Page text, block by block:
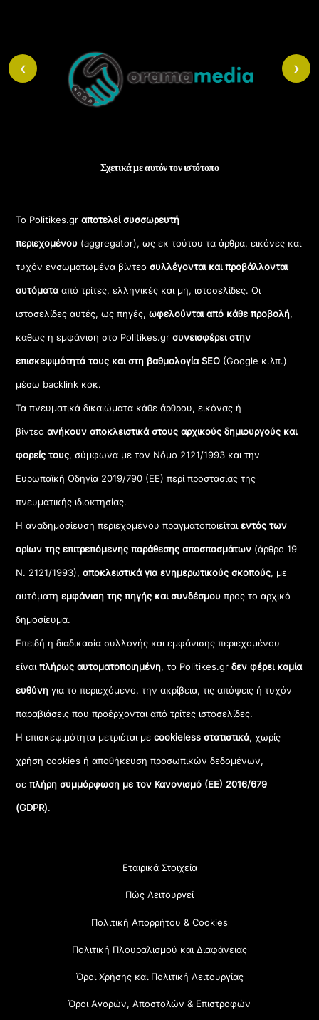
Top
Σχετικά με αυτόν τον ιστότοπο
Το Politikes.grαποτελεί συσσωρευτή
περιεχομένου (aggregator), ως εκ τούτου τα άρθρα, εικόνες και
τυχόν ενσωματωμένα βίντεοσυλλέγονται και προβάλλονται
αυτόματααπό τρίτες, ελληνικές και μη, ιστοσελίδες. Οι
ιστοσελίδες αυτές, ως πηγές,ωφελούνται από κάθε προβολή,
καθώς η εμφάνιση στο Politikes.gr συνεισφέρει στην
επισκεψιμότητά τους και στη βαθμολογία SEO (Google κ.λπ.)
μέσω backlink κοκ.
Τα πνευματικά δικαιώματα κάθε άρθρου, εικόνας ή
βίντεοανήκουν αποκλειστικά στους αρχικούς δημιουργούς και
φορείς τους, σύμφωνα με τον Νόμο 2121/1993 και την
Ευρωπαϊκή Οδηγία 2019/790 (ΕΕ) περί προστασίας της
πνευματικής ιδιοκτησίας.
Η αναδημοσίευση περιεχομένου πραγματοποιείταιεντός των
ορίων της επιτρεπόμενης παράθεσης αποσπασμάτων (άρθρο 19
Ν. 2121/1993), αποκλειστικά για ενημερωτικούς σκοπούς, με
αυτόματηεμφάνιση της πηγής και συνδέσμου προς το αρχικό
δημοσίευμα.
Επειδή η διαδικασία συλλογής και εμφάνισης περιεχομένου
είναιπλήρως αυτοματοποιημένη, το Politikes.grδεν φέρει καμία
ευθύνη για το περιεχόμενο, την ακρίβεια, τις απόψεις ή τυχόν
παραβιάσεις που προέρχονται από τρίτες ιστοσελίδες.
Η επισκεψιμότητα μετριέται μεcookieless στατιστικά, χωρίς
χρήση cookies ή αποθήκευση προσωπικών δεδομένων,
σεπλήρη συμμόρφωση με τον Κανονισμό (ΕΕ) 2016/679
(GDPR).
Εταιρικά Στοιχεία
Πώς Λειτουργεί
Πολιτική Απορρήτου & Cookies
Πολιτική Πλουραλισμού και Διαφάνειας
Όροι Χρήσης και Πολιτική Λειτουργίας
Όροι Αγορών, Αποστολών & Επιστροφών
‹ ›